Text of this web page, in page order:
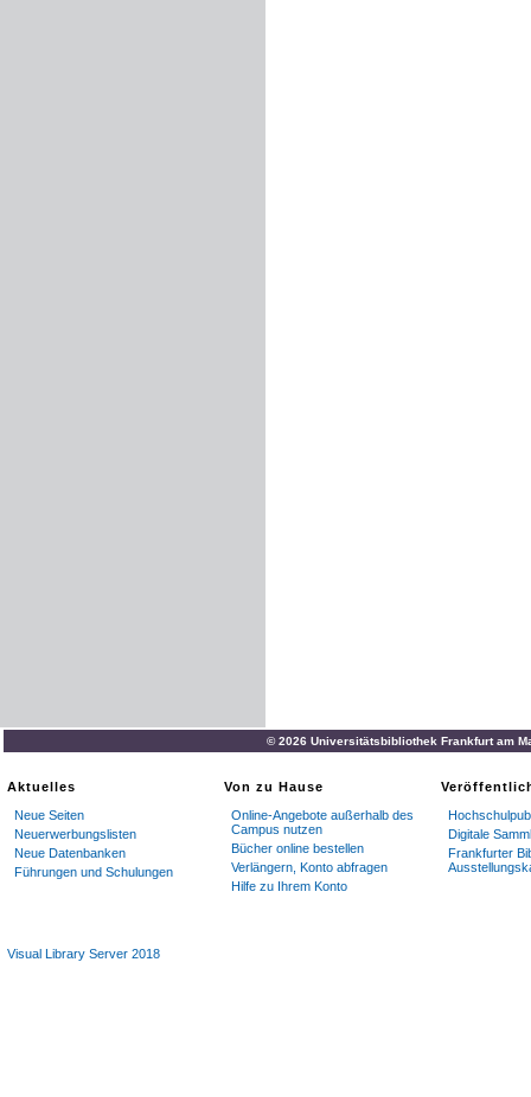
© 2026 Universitätsbibliothek Frankfurt am
Aktuelles
Neue Seiten
Neuerwerbungslisten
Neue Datenbanken
Führungen und Schulungen
Von zu Hause
Online-Angebote außerhalb des
Campus nutzen
Bücher online bestellen
Verlängern, Konto abfragen
Hilfe zu Ihrem Konto
Digitale
Frankfurter
Visual Library Server 2018